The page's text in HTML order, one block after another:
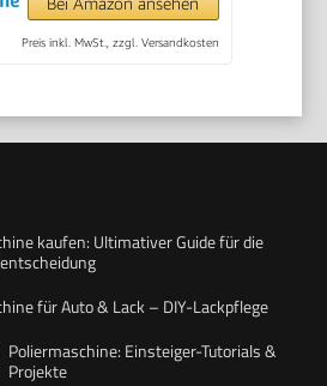
Preis inkl. MwSt., zzgl. Versandkosten
kaufen: Ultimativer Guide für die
für Auto & Lack – DIY-Lackpflege
Poliermaschine: Einsteiger-Tutorials &
Projekte